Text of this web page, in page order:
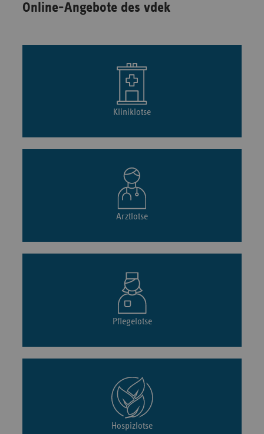
Online-Angebote des vdek
Kliniklotse
Arztlotse
Pflegelotse
Hospizlotse